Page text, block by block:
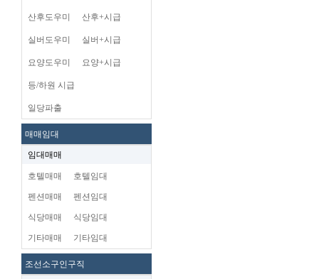
산후도우미 산후+시급
실버도우미 실버+시급
요양도우미 요양+시급
등/하원 시급
일당파출
매매임대
임대매매
호텔매매 호텔임대
펜션매매 펜션임대
식당매매 식당임대
기타매매 기타임대
조선소구인구직